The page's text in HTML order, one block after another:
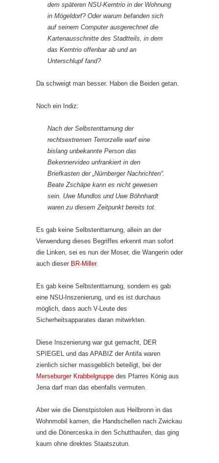
dem späteren NSU-Kerntrio in der Wohnung
in Mögeldorf? Oder warum befanden sich
auf seinem Computer ausgerechnet die
Kartenausschnitte des Stadtteils, in dem
das Kerntrio offenbar ab und an
Unterschlupf fand?
Da schweigt man besser. Haben die Beiden getan.
Noch ein Indiz:
Nach der Selbstenttarnung der
rechtsextremen Terrorzelle warf eine
bislang unbekannte Person das
Bekennervideo unfrankiert in den
Briefkasten der „Nürnberger Nachrichten“.
Beate Zschäpe kann es nicht gewesen
sein. Uwe Mundlos und Uwe Böhnhardt
waren zu diesem Zeitpunkt bereits tot.
Es gab keine Selbstenttarnung, allein an der
Verwendung dieses Begriffes erkennt man sofort
die Linken, sei es nun der Moser, die Wangerin oder
auch dieser BR-Miller.
Es gab keine Selbstenttarnung, sondern es gab
eine NSU-Inszenierung, und es ist durchaus
möglich, dass auch V-Leute des
Sicherheitsapparates daran mitwirkten.
Diese Inszenierung war gut gemacht, DER
SPIEGEL und das APABIZ der Antifa waren
zienlich sicher massgeblich beteiligt, bei der
Merseburger Krabbelgruppe des Pfarres König aus
Jena darf man das ebenfalls vermuten.
Aber wie die Dienstpistolen aus Heilbronn in das
Wohnmobil kamen, die Handschellen nach Zwickau
und die Dönerceska in den Schutthaufen, das ging
kaum ohne direktes Staatszutun.